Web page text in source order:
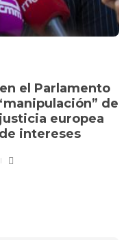
el Parlamento
de
europea
intereses